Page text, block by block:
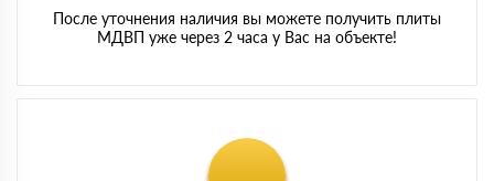
После уточнения наличия вы можете получить плиты
МДВП уже через 2 часа у Вас на объекте!